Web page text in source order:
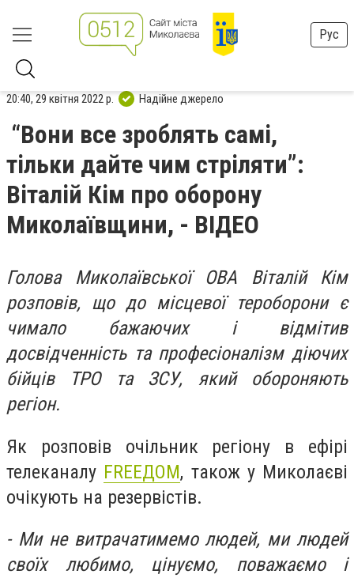
Рус
20:40, 29 квітня 2022 р. Надійне джерело
“Вони все зроблять самі,
тільки дайте чим стріляти”:
Віталій Кім про оборону
Миколаївщини, - ВІДЕО
Голова Миколаївської ОВА Віталій Кім
розповів, що до місцевої тероборони є
чимало бажаючих і відмітив
досвідченність та професіоналізм діючих
бійців ТРО та ЗСУ, який обороняють
регіон.
Як розповів очільник регіону в ефірі
телеканалу FREEДОМ, також у Миколаєві
очікують на резервістів.
- Ми не витрачатимемо людей, ми людей
своїх любимо, цінуємо, поважаємо і